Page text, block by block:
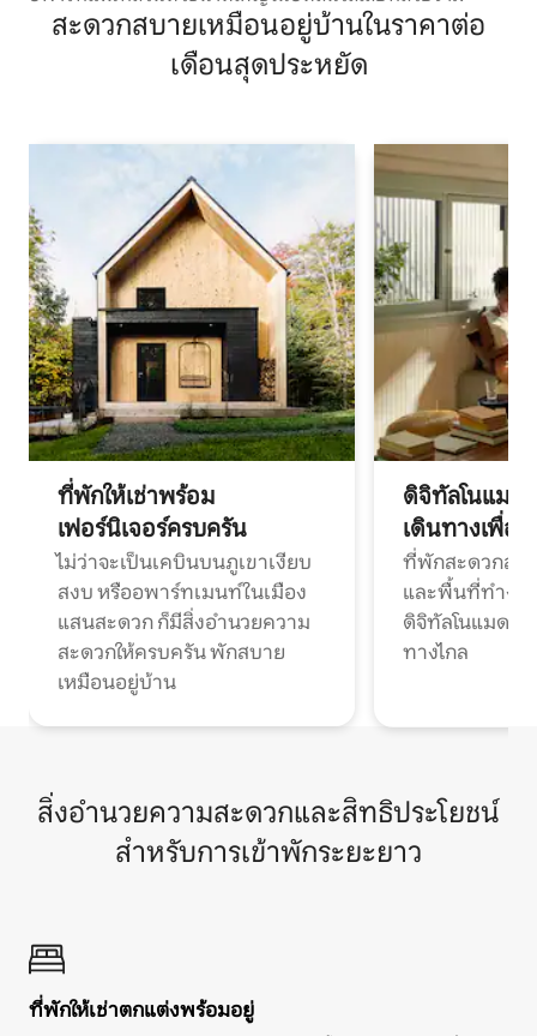
สะดวกสบายเหมือนอยู่บ้านในราคาต่อ
เดือนสุดประหยัด
ที่พักให้เช่าพร้อม
เฟอร์นิเจอร์ครบครัน
ไม่ว่าจะเป็นเคบินบนภูเขาเงียบ
สงบ หรืออพาร์ทเมนท์ในเมือง
แสนสะดวก ก็มีสิ่งอำนวยความ
สะดวกให้ครบครัน พักสบาย
เหมือนอยู่บ้าน
ดิจิทัลโนแมด
เดินทางเพื่อ
ที่พักสะดวกสบ
และพื้นที่ทำงา
ดิจิทัลโนแมดแ
ทางไกล
สิ่งอำนวยความสะดวกและสิทธิประโยชน์
สำหรับการเข้าพักระยะยาว
ที่พักให้เช่าตกแต่งพร้อมอยู่